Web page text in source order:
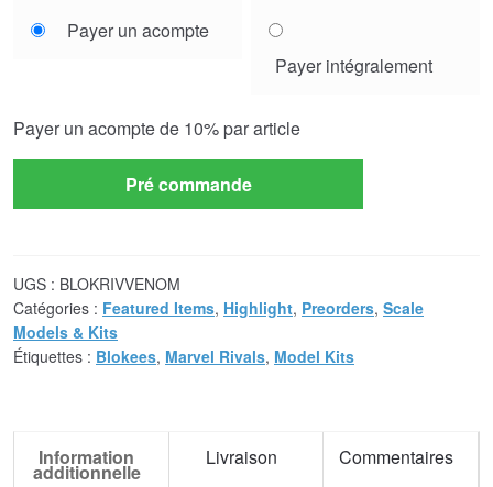
your
Payer un acompte
Payer intégralement
Payer un acompte de 10% par article
Pré commande
UGS : BLOKRIVVENOM
Catégories : Featured Items, Highlight, Preorders, Scale
Models & Kits
Étiquettes : Blokees, Marvel Rivals, Model Kits
Information
additionnelle
Livraison Commentaires